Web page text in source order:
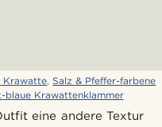
Krawatte,Salz & Pfeffer-farbene
blaue Krawattenklammer
eine andere Textur